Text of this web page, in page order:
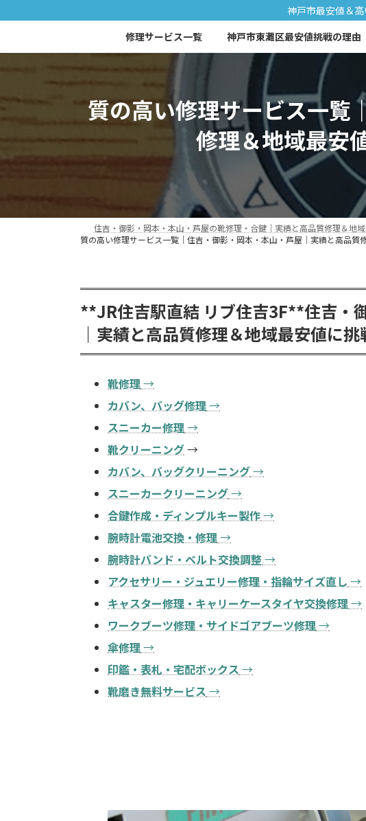
ン
ン
キ
ッ
プ
ビ
ー
に
移
動
神戸市最安値＆
修理サービス一覧 神戸市東灘区最安値挑戦の理由
質の高い修理サービス一覧
修理＆地域最安
住吉・御影・岡本・本山・芦屋の靴修理・合鍵｜実績と高品質修理＆地
質の高い修理サービス一覧｜住吉・御影・岡本・本山・芦屋｜実績と高品
**JR住吉駅直結 リブ住吉3F**住吉・
｜実績と高品質修理＆地域最安値に
靴修理→
カバン、バッグ修理→
スニーカー修理→
靴クリーニング→
カバン、バッグクリーニング→
スニーカークリーニング→
合鍵作成・ディンプルキー製作→
腕時計電池交換・修理→
腕時計バンド・ベルト交換調整→
アクセサリー・ジュエリー修理・指輪サイズ直し →
キャスター修理・キャリーケースタイヤ交換修理→
ワークブーツ修理・サイドゴアブーツ修理→
傘修理→
印鑑・表札・宅配ボックス →
靴磨き無料サービス →